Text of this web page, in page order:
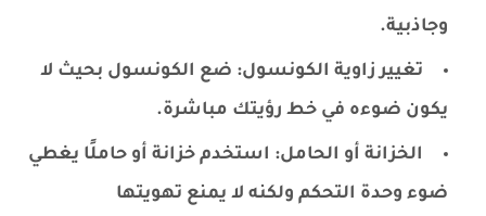
وجاذبية.
تغيير زاوية الكونسول: ضع الكونسول بحيث لا
يكون ضوءه في خط رؤيتك مباشرة.
الخزانة أو الحامل: استخدم خزانة أو حاملًا يغطي
ضوء وحدة التحكم ولكنه لا يمنع تهويتها